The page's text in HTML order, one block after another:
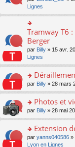
nt
s
ré
c
e
nt
o
n
lu
le
pl
u
s
ré
c
e
nt
s
g
n
o
n
lu
le
u
s
ré
c
e
er
le
m
e
s
g
o
n
lu
pl
u
s
ré
c
e
s
ult
er
le
m
e
s
s
a
e
o
n
lu
pl
u
Lignes
o
n
ult
er
le
m
e
s
a
g
e
n
o
n
Tramway T6
Berger
par Billy » 15 avr.
Lignes
o
n
ult
er
le
m
e
s
par Billy » 28 mars
o
n
ult
er
Photos et
par Billy » 28 mai
o
Extension
par yanns040586 »
Lyon en Lignes